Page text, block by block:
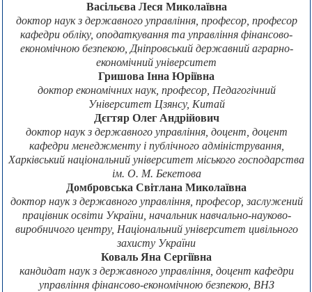
Васільєва Леся Миколаївна
доктор наук з державного управління, професор, професор
кафедри обліку, оподаткування та управління фінансово-
економічною безпекою, Дніпровський державний аграрно-
економічний університет
Гришова Інна Юріївна
доктор економічних наук, професор, Педагогічний
Університет Цзянсу, Китай
Дєгтяр Олег Андрійович
доктор наук з державного управління, доцент, доцент
кафедри менеджменту і публічного адміністрування,
Харківський національний університет міського господарства
ім. О. М. Бекетова
Домбровська Світлана Миколаївна
доктор наук з державного управління, професор, заслужений
працівник освіти України, начальник навчально-науково-
виробничого центру, Національний університет цивільного
захисту України
Коваль Яна Сергіївна
кандидат наук з державного управління, доцент кафедри
управління фінансово-економічною безпекою, ВНЗ